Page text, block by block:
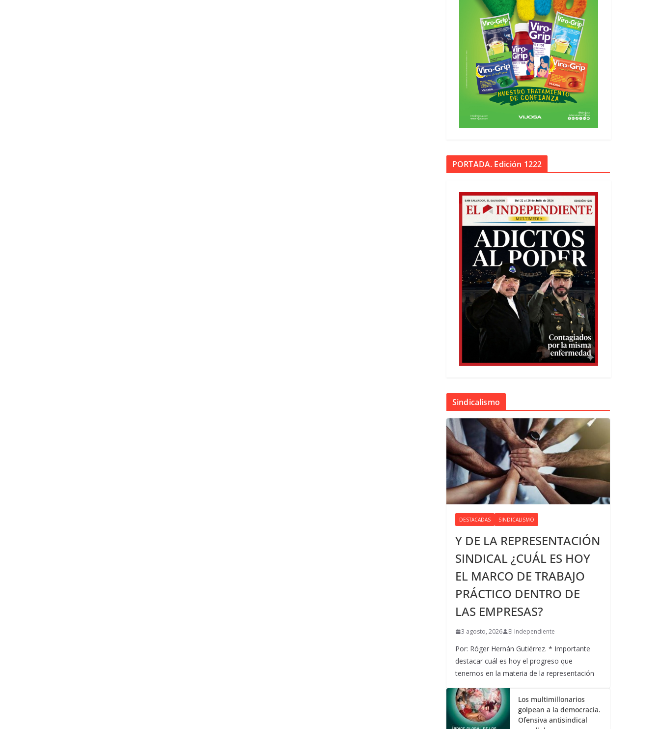
PORTADA. Edición 1222
Sindicalismo
DESTACADAS SINDICALISMO
Y DE LA REPRESENTACIÓN
SINDICAL ¿CUÁL ES HOY
EL MARCO DE TRABAJO
PRÁCTICO DENTRO DE
LAS EMPRESAS?
3 agosto, 2026 El Independiente
Por: Róger Hernán Gutiérrez. * Importante
destacar cuál es hoy el progreso que
tenemos en la materia de la representación
Los multimillonarios
golpean a la democracia.
Ofensiva antisindical